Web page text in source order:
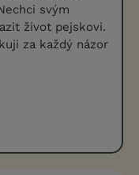
svým
život pejskovi.
za každý názor